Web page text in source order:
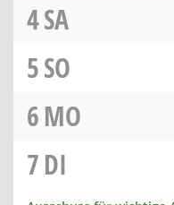
4SA
5SO
6MO
7DI